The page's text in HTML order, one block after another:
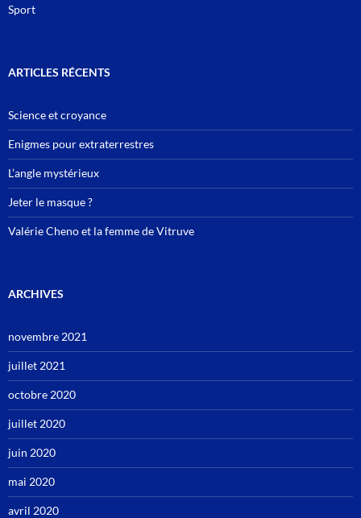
Sport
ARTICLES RÉCENTS
Science et croyance
Enigmes pour extraterrestres
L’angle mystérieux
Jeter le masque ?
Valérie Cheno et la femme de Vitruve
ARCHIVES
novembre 2021
juillet 2021
octobre 2020
juillet 2020
juin 2020
mai 2020
avril 2020